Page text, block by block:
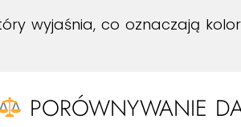
wyjaśnia, co oznaczają
PORÓWNYWANIE